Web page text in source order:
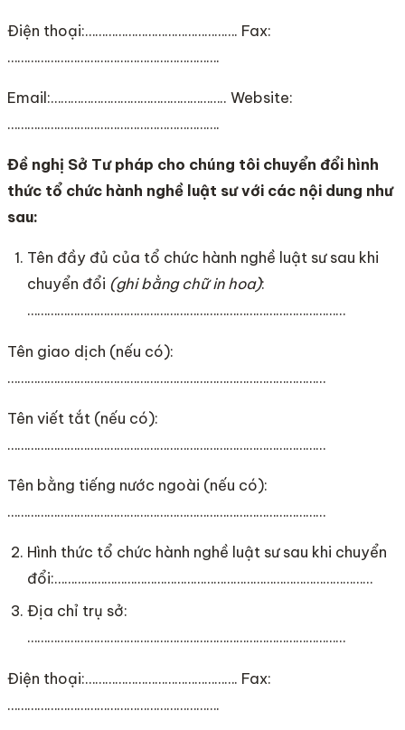
Điện thoại:………………………………………. Fax:
……………………………………………………….
Email:…………………………………………….. Website:
……………………………………………………….
Đề nghị Sở Tư pháp cho chúng tôi chuyển đổi hình
thức tổ chức hành nghề luật sư với các nội dung như
sau:
Tên đầy đủ của tổ chức hành nghề luật sư sau khi
chuyển đổi (ghi bằng chữ in hoa):
……………………………………………………………………………………
Tên giao dịch (nếu có):
……………………………………………………………………………………
Tên viết tắt (nếu có):
……………………………………………………………………………………
Tên bằng tiếng nước ngoài (nếu có):
……………………………………………………………………………………
Hình thức tổ chức hành nghề luật sư sau khi chuyển
đổi:……………………………………………………………………………………
Địa chỉ trụ sở:
……………………………………………………………………………………
Điện thoại:………………………………………. Fax:
……………………………………………………….